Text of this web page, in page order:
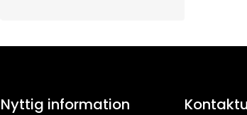
Nyttig information